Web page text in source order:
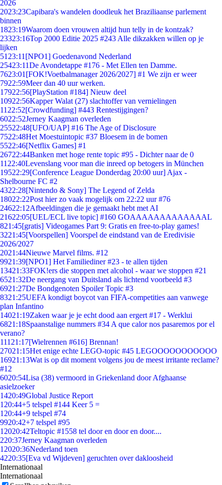
2026
2023:23Capibara's wandelen doodleuk het Braziliaanse parlement
binnen
1823:19Waarom doen vrouwen altijd hun telly in de kontzak?
23323:16Top 2000 Editie 2025 #243 Alle dikzakken willen op je
lijken
51 23:11 [NPO1] Goedenavond Nederland
25423:11De Avondetappe #176 - Met Ellen ten Damme.
7623:01 [FOK!Voetbalmanager 2026/2027] #1 We zijn er weer
7922:59Meer dan 40 uur werken.
17922:56[PlayStation #184] Nieuw deel
10922:56Kapper Walat (27) slachtoffer van vernielingen
11 22:52[Crowdfunding] #443 Rentestijgingen?
6022:52Jerney Kaagman overleden
25522:48[UFO/UAP] #16 The Age of Disclosure
7522:48Het Moestuintopic #37 Bloesem in de bomen
5522:46[Netflix Games] #1
26722:44Banken met hoge rente topic #95 - Dichter naar de 0
11 22:40Levenslang voor man die inreed op betogers in München
19522:29[Conference League Donderdag 20:00 uur] Ajax -
Shelbourne FC #2
4322:28[Nintendo & Sony] The Legend of Zelda
18022:22Post hier zo vaak mogelijk om 22:22 uur #76
24622:12Afbeeldingen die je gemaakt hebt met AI
21622:05[UEL/ECL live topic] #160 GOAAAAAAAAAAAAAL
821:45[gratis] Videogames Part 9: Gratis en free-to-play games!
3221:45[Voorspellen] Voorspel de eindstand van de Eredivisie
2026/2027
2021:44Nieuwe Marvel films. #12
9921:39[NPO1] Het Familiediner #23 - te allen tijden
13421:33FOK!ers die stoppen met alcohol - waar we stoppen #21
6521:32De neergang van Duitsland als lichtend voorbeeld #3
6921:27De Bondgenoten Spoiler Topic #3
8321:25UEFA kondigt boycot van FIFA-competities aan vanwege
plan Infantino
14021:19Zaken waar je je echt dood aan ergert #17 - Werklui
6821:18Spaanstalige nummers #34 A que calor nos pasaremos por el
verano?
111 21:17[Wielrennen #616] Brennan!
27021:15Het enige echte LEGO-topic #45 LEGOOOOOOOOOOO
16921:13Wat is op dit moment volgens jou de meest irritante reclame?
#12
6020:54Lisa (38) vermoord in Griekenland door Afghaanse
asielzoeker
1420:49Global Justice Report
1 20:44+5 telspel #144 Keer 5 =
1 20:44+9 telspel #74
9920:42+7 telspel #95
12020:42Teltopic #1558 tel door en door en door....
220:37Jerney Kaagman overleden
12020:36Nederland toen
4220:35[Eva vd Wijdeven] geruchten over dakloosheid
Internationaal
Internationaal